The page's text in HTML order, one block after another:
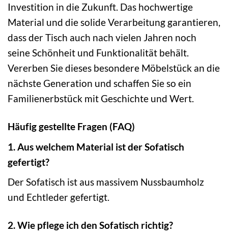
Investition in die Zukunft. Das hochwertige
Material und die solide Verarbeitung garantieren,
dass der Tisch auch nach vielen Jahren noch
seine Schönheit und Funktionalität behält.
Vererben Sie dieses besondere Möbelstück an die
nächste Generation und schaffen Sie so ein
Familienerbstück mit Geschichte und Wert.
Häufig gestellte Fragen (FAQ)
1. Aus welchem Material ist der Sofatisch
gefertigt?
Der Sofatisch ist aus massivem Nussbaumholz
und Echtleder gefertigt.
2. Wie pflege ich den Sofatisch richtig?